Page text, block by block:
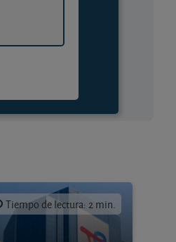
Tiempo de lectura: 2 min.